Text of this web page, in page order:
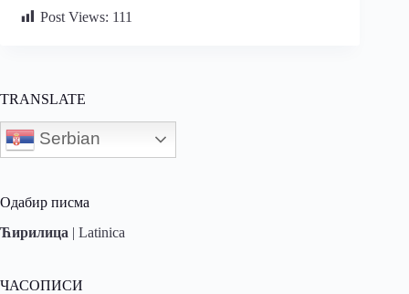
Post Views: 111
TRANSLATE
Serbian
Одабир писма
Ћирилица | Latinica
ЧАСОПИСИ